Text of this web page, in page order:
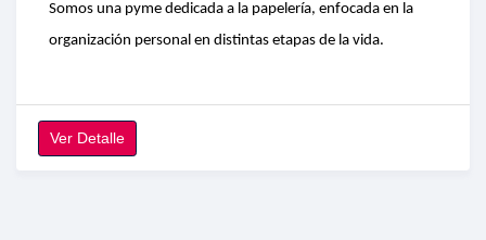
Somos una pyme dedicada a la papelería, enfocada en la
organización personal en distintas etapas de la vida.
Ver Detalle